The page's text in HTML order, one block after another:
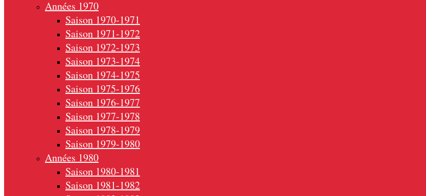
Années 1970
Saison 1970-1971
Saison 1971-1972
Saison 1972-1973
Saison 1973-1974
Saison 1974-1975
Saison 1975-1976
Saison 1976-1977
Saison 1977-1978
Saison 1978-1979
Saison 1979-1980
Années 1980
Saison 1980-1981
Saison 1981-1982